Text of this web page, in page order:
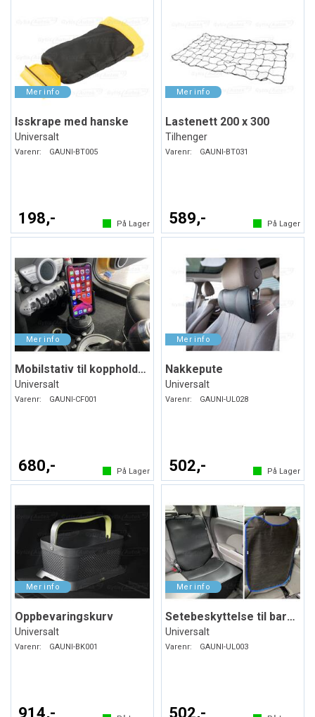
Isskrape med hanske
Universalt
Varenr: GAUNI-BT005
198,- På Lager
Lastenett 200 x 300
Tilhenger
Varenr: GAUNI-BT031
589,- På Lager
Mobilstativ til koppholderen
Universalt
Varenr: GAUNI-CF001
680,- På Lager
Nakkepute
Universalt
Varenr: GAUNI-UL028
502,- På Lager
Oppbevaringskurv
Universalt
Varenr: GAUNI-BK001
914,-
Setebeskyttelse til barneseter. Svart
Universalt
Varenr: GAUNI-UL003
502,-